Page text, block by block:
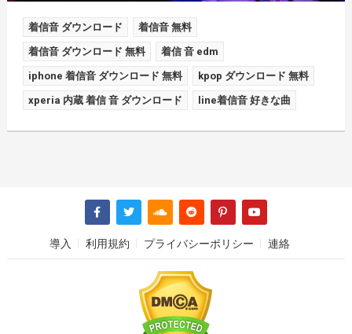
着信音 ダウンロード 着信音 無料
着信音 ダウンロード 無料 着信 音 edm
iphone 着信音 ダウンロード 無料 kpop ダウンロード 無料
xperia 内蔵 着信 音 ダウンロード line着信音 好きな曲
導入 利用規約 プライバシーポリシー 連絡